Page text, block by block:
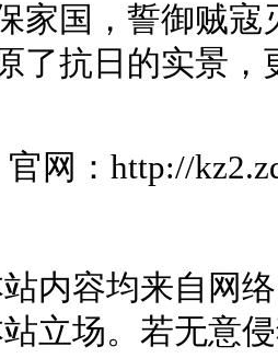
国，誓御贼寇
了抗日的实景
：http://
站内容均来自网
立场。若无意